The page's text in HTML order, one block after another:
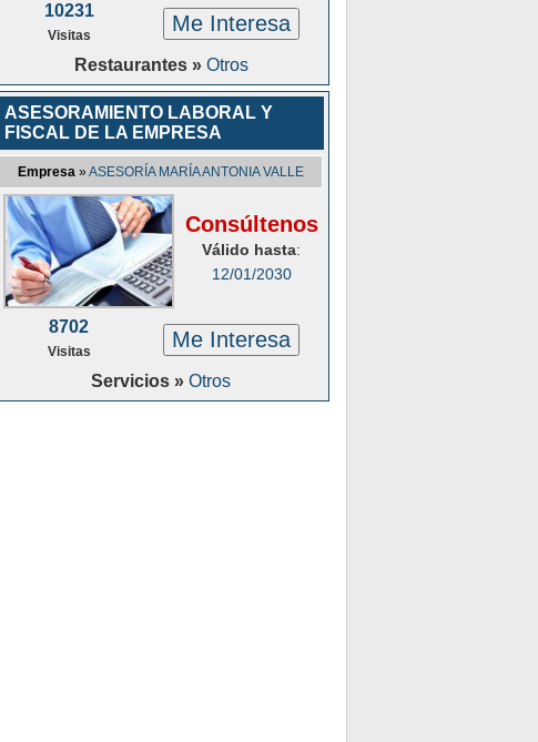
10231
Visitas Me Interesa
Restaurantes » Otros
ASESORAMIENTO LABORAL Y
FISCAL DE LA EMPRESA
Empresa »ASESORÍA MARÍA ANTONIA VALLE
Consúltenos
Válido hasta:
12/01/2030
8702
Visitas Me Interesa
Servicios » Otros